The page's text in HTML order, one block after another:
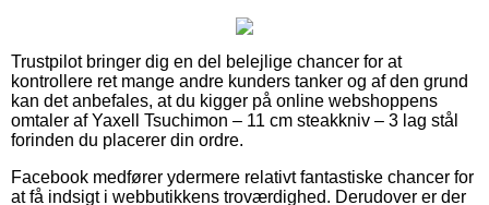
Trustpilot bringer dig en del belejlige chancer for at
kontrollere ret mange andre kunders tanker og af den grund
kan det anbefales, at du kigger på online webshoppens
omtaler af Yaxell Tsuchimon – 11 cm steakkniv – 3 lag stål
forinden du placerer din ordre.
Facebook medfører ydermere relativt fantastiske chancer for
at få indsigt i webbutikkens troværdighed. Derudover er der